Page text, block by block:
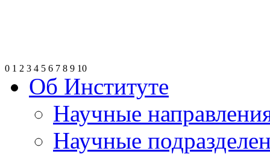
0 1 2 3 4 5 6 7 8 9 10
Об Институте
Научные
Научные